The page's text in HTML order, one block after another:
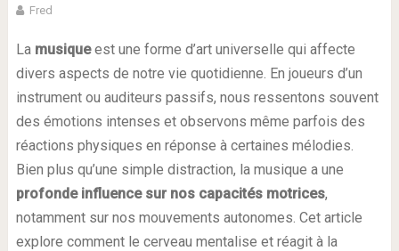
Fred
La musiqueest une forme d’art universelle qui affecte
divers aspects de notre vie quotidienne. En joueurs d’un
instrument ou auditeurs passifs, nous ressentons souvent
des émotions intenses et observons même parfois des
réactions physiques en réponse à certaines mélodies.
Bien plus qu’une simple distraction, la musique a une
profonde influence sur nos capacités motrices,
notamment sur nos mouvements autonomes. Cet article
explore comment le cerveau mentalise et réagit à la